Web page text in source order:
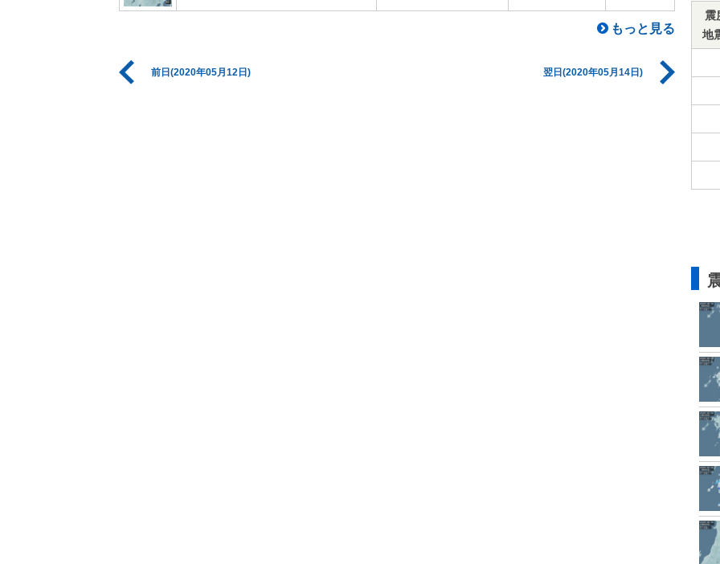
もっと見る
前日(2020年05月12日) 翌日(2020年05月14日)
震
地